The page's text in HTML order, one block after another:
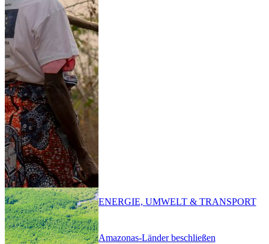
Amazonas-Länder beschließen
ENERGIE, UMWELT & TRANSPORT